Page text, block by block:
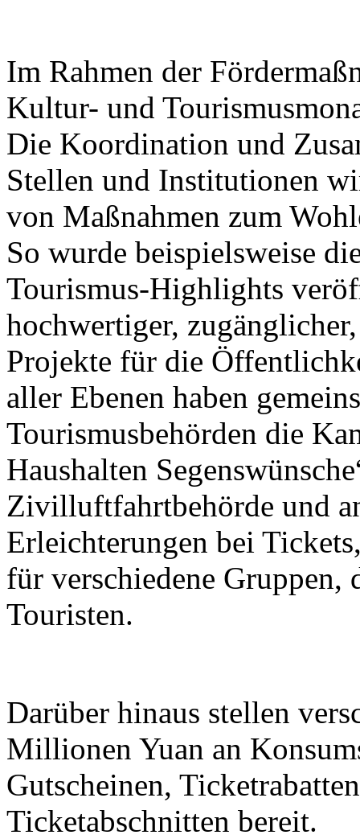
Im Rahmen der
Kultur- und
Die Koordination und
Stellen und Institutionen
von Maßnahmen zum
So wurde beispielsweise
Tourismus-Highlights
hochwertiger,
Projekte für die
aller Ebenen haben
Tourismusbehörden die
Haushalten
Zivilluftfahrtbehörde und
Erleichterungen bei
für verschiedene Gruppen,
Touristen.
Darüber hinaus stellen
Millionen Yuan an
Gutscheinen,
Ticketabschnitten bereit.